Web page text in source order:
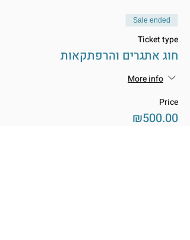
Sale ended
Ticket type
חוג אתגרים והרפתקאות
More info
Price
₪500.00